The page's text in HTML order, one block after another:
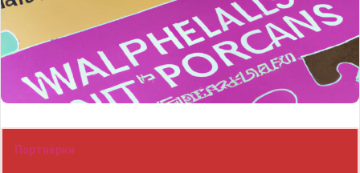
Партнёрки